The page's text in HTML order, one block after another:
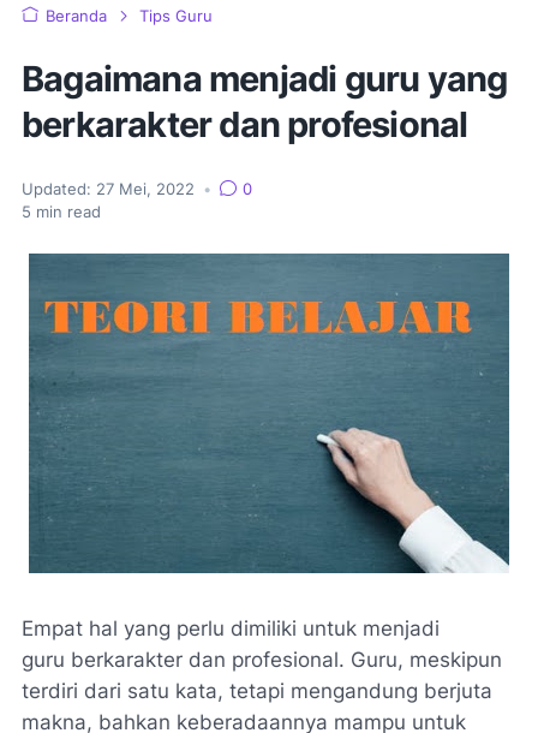
Beranda Tips Guru
Bagaimana menjadi guru yang
berkarakter dan profesional
Updated: 27 Mei, 2022 •
0
5 min read
Empat hal yang perlu dimiliki untuk menjadi
guru berkarakter dan profesional. Guru, meskipun
terdiri dari satu kata, tetapi mengandung berjuta
makna, bahkan keberadaannya mampu untuk